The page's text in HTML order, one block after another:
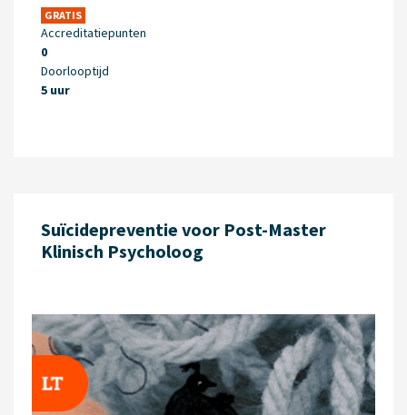
GRATIS
Accreditatiepunten
0
Doorlooptijd
5 uur
Suïcidepreventie voor Post-Master
Klinisch Psycholoog